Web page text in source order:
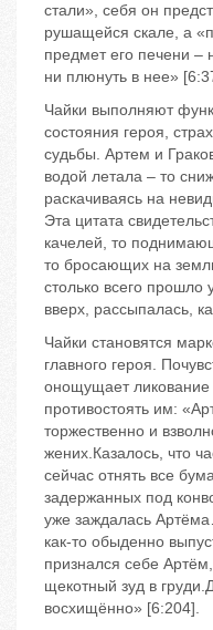
стали», себя он
рушащейся скале, а
предмет его печени –
ни плюнуть в нее»
Чайки выполняют
состояния героя,
судьбы. Артем и
водой летала – то
раскачиваясь на
Эта цитата
качелей, то
то бросающих на
столько всего прошло
вверх, рассыпалась,
Чайки становятся
главного героя.
онощущает ликование
противостоять им:
торжественно и
жених.Казалось, что
сейчас отнять все
задержанных под
уже заждалась
как-то обыденно
признался себе
щекотный зуд в
восхищённо» [6:204].